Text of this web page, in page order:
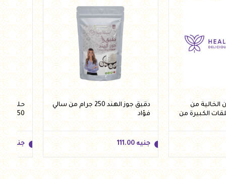
الخالية من
الكبيرة من
دقيق جوز الهند 250 جرام من سالي
فؤاد
جنيه 111.00
حلقات
250 جرام من فيردي
جنيه